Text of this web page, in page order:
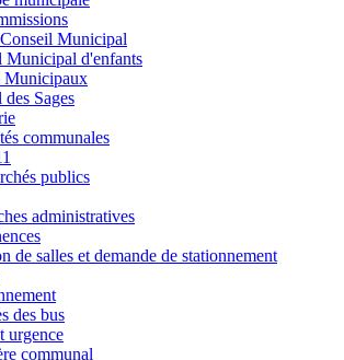
Municipal
Municipal d'enfants
Municipaux
Sages
communales
publics
administratives
de salles et demande de stationnement
des bus
urgence
communal